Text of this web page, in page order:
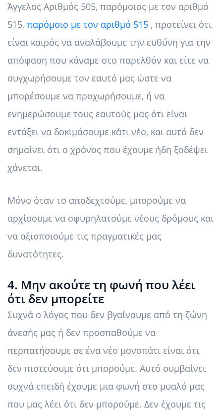
Άγγελος Αριθμός 505, παρόμοιος με τον αριθμό
515, παρόμοιο με τον αριθμό 515 , προτείνει ότι
είναι καιρός να αναλάβουμε την ευθύνη για την
απόφαση που κάναμε στο παρελθόν και είτε να
συγχωρήσουμε τον εαυτό μας ώστε να
μπορέσουμε να προχωρήσουμε, ή να
ενημερώσουμε τους εαυτούς μας ότι είναι
εντάξει να δοκιμάσουμε κάτι νέο, και αυτό δεν
σημαίνει ότι ο χρόνος που έχουμε ήδη ξοδέψει
χάνεται.
Μόνο όταν το αποδεχτούμε, μπορούμε να
αρχίσουμε να σφυρηλατούμε νέους δρόμους και
να αξιοποιούμε τις πραγματικές μας
δυνατότητες.
4. Μην ακούτε τη φωνή που λέει
ότι δεν μπορείτε
Συχνά ο λόγος που δεν βγαίνουμε από τη ζώνη
άνεσής μας ή δεν προσπαθούμε να
περπατήσουμε σε ένα νέο μονοπάτι είναι ότι
δεν πιστεύουμε ότι μπορούμε. Αυτό συμβαίνει
συχνά επειδή έχουμε μια φωνή στο μυαλό μας
που μας λέει ότι δεν μπορούμε. Δεν έχουμε τις